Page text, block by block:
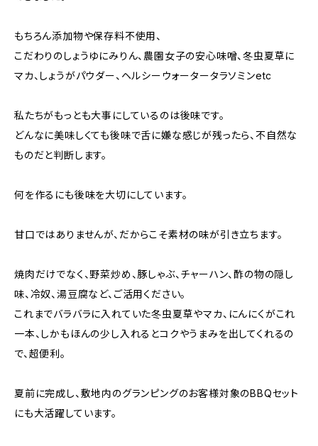
もちろん添加物や保存料不使用、
こだわりのしょうゆにみりん、農園女子の安心味噌、冬虫夏草に
マカ、しょうがパウダー、ヘルシーウォータータラソミンetc
私たちがもっとも大事にしているのは後味です。
どんなに美味しくても後味で舌に嫌な感じが残ったら、不自然な
ものだと判断します。
何を作るにも後味を大切にしています。
甘口ではありませんが、だからこそ素材の味が引き立ちます。
焼肉だけでなく、野菜炒め、豚しゃぶ、チャーハン、酢の物の隠し
味、冷奴、湯豆腐など、ご活用ください。
これまでバラバラに入れていた冬虫夏草やマカ、にんにくがこれ
一本、しかもほんの少し入れるとコクやうまみを出してくれるの
で、超便利。
夏前に完成し、敷地内のグランピングのお客様対象のBBQセット
にも大活躍しています。